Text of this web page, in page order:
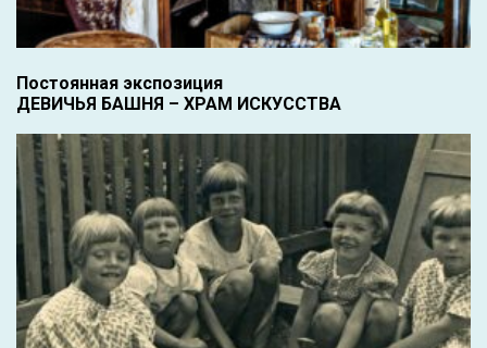
Постоянная экспозиция
ДЕВИЧЬЯ БАШНЯ – ХРАМ ИСКУССТВА